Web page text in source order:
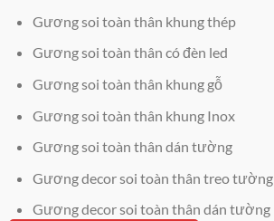
Gương soi toàn thân khung thép
Gương soi toàn thân có đèn led
Gương soi toàn thân khung gỗ
Gương soi toàn thân khung Inox
Gương soi toàn thân dán tường
Gương decor soi toàn thân treo tường
Gương decor soi toàn thân dán tường